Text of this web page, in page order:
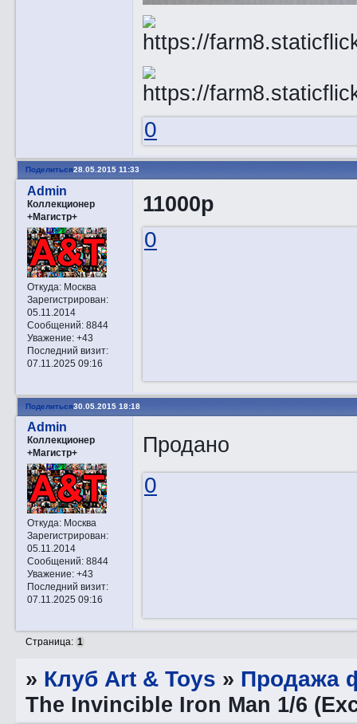
0
Поделиться28.05.2015 11:33
Admin
Коллекционер
+Магистр+
Откуда:Москва
Зарегистрирован:
05.11.2014
Сообщений:8844
Уважение: +43
Последний визит:
07.11.2025 09:16
11000р
0
Поделиться30.05.2015 18:18
Admin
Коллекционер
+Магистр+
Откуда:Москва
Зарегистрирован:
05.11.2014
Сообщений:8844
Уважение: +43
Последний визит:
07.11.2025 09:16
Продано
0
Страница: 1
» Клуб Art & Toys » Продажа
The Invincible Iron Man 1/6